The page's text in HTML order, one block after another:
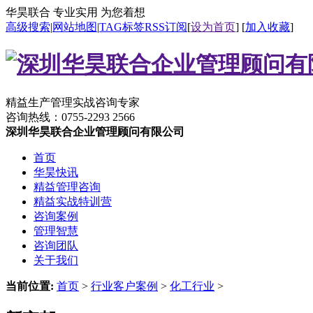
华昊联合 专业实用 为您着想
高级搜索|网站地图|TAG标签RSS订阅[设为首页] [加入收藏]
精益生产管理实战咨询专家
咨询热线： 0755-2293 2566
深圳华昊联合企业管理顾问有限公司
首页
华昊快讯
精益管理咨询
精益实战特训营
咨询案例
管理智慧
咨询团队
关于我们
当前位置: 首页 > 行业客户案例 > 化工行业 >